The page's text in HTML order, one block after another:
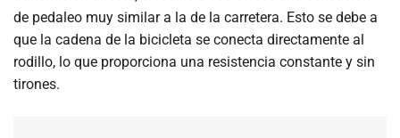
de pedaleo muy similar a la de la carretera. Esto se debe a
que la cadena de la bicicleta se conecta directamente al
rodillo, lo que proporciona una resistencia constante y sin
tirones.